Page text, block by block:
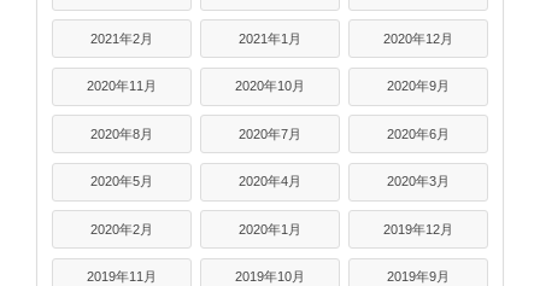
2021年2月 2021年1月 2020年12月
2020年11月 2020年10月 2020年9月
2020年8月 2020年7月 2020年6月
2020年5月 2020年4月 2020年3月
2020年2月 2020年1月 2019年12月
2019年11月 2019年10月 2019年9月